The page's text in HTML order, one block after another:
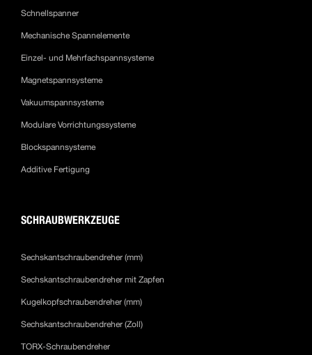
Schnellspanner
Mechanische Spannelemente
Einzel- und Mehrfachspannsysteme
Magnetspannsysteme
Vakuumspannsysteme
Modulare Vorrichtungssysteme
Blockspannsysteme
Additive Fertigung
SCHRAUBWERKZEUGE
Sechskantschraubendreher (mm)
Sechskantschraubendreher mit Zapfen
Kugelkopfschraubendreher (mm)
Sechskantschraubendreher (Zoll)
TORX-Schraubendreher